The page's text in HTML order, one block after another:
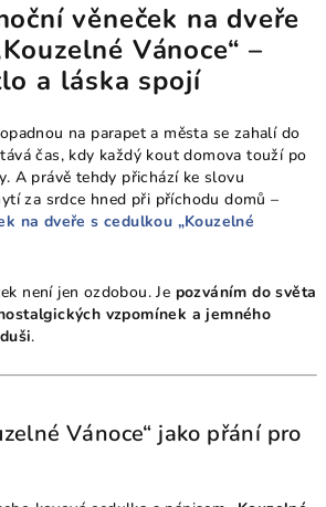
věneček na dveře
Vánoce“ –
a láska spojí
na parapet a města se zahalí do
čas, kdy každý kout domova touží po
A právě tehdy přichází ke slovu
za srdce hned při příchodu domů –
na dveře s cedulkou „Kouzelné
není jen ozdobou. Je pozváním do světa
vzpomínek a jemného
.
Vánoce“ jako přání pro